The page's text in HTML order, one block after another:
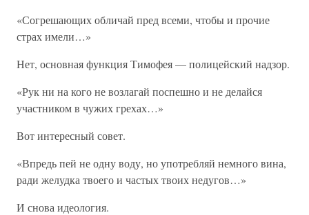
«Согрешающих обличай пред всеми, чтобы и прочие
страх имели…»
Нет, основная функция Тимофея — полицейский надзор.
«Рук ни на кого не возлагай поспешно и не делайся
участником в чужих грехах…»
Вот интересный совет.
«Впредь пей не одну воду, но употребляй немного вина,
ради желудка твоего и частых твоих недугов…»
И снова идеология.